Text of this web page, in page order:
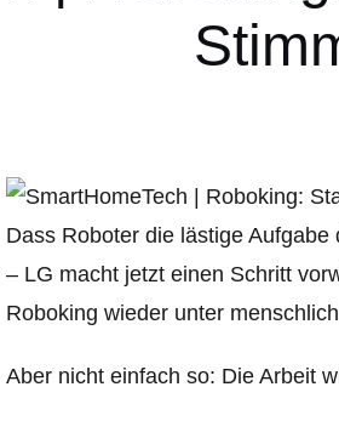
Dass Roboter die lästige
– LG macht jetzt einen Schritt
Roboking wieder unter
Aber nicht einfach so: Die Arbeit